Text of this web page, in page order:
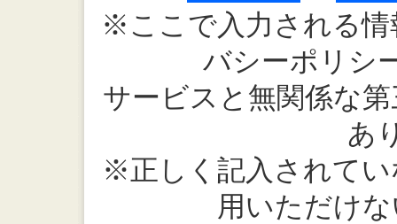
※ここで入力される
バシーポリシ
サービスと無関係な
あ
※正しく記入されて
用いただけ